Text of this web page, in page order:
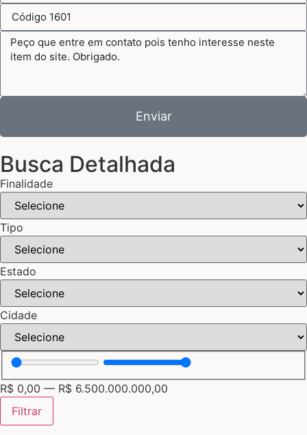
Enviar
Busca Detalhada
Finalidade
Tipo
Estado
Cidade
R$ 0,00 — R$ 6.500.000.000,00
Filtrar